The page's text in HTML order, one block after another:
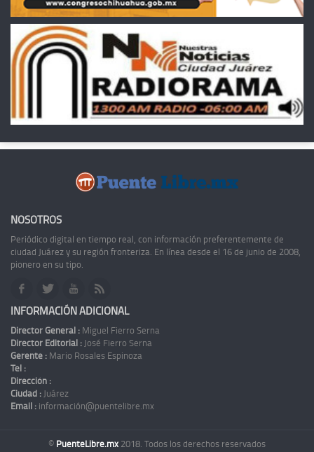
NOSOTROS
Periódico digital en tiempo real, con información preferentemente de
ciudad Juárez y su región fronteriza. En línea desde el 16 de junio de 2008,
pionero en su tipo.
INFORMACIÓN ADICIONAL
Director General : Miguel Fierro Serna
Director Editorial : José Fierro Serna
Gerente : Mario Rosales Espinoza
Tel :
Dirección :
Ciudad : Juárez
Email : información@puentelibre.mx
© PuenteLibre.mx 2018. Todos los derechos reservados